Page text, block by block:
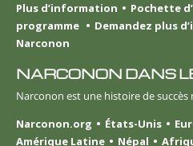
Plus d’information
Pochette
programme
Demandez plus
Narconon
NARCONON DANS
Narconon est une histoire de succès
Narconon.org
États-Unis
Amérique Latine
Népal